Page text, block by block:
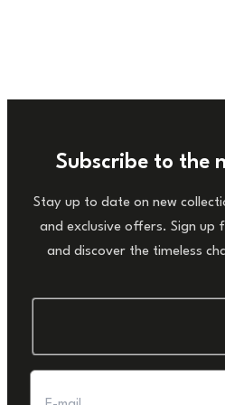
Subscribe to the
Stay up to date on new
and exclusive offers. Sign up
and discover the timeless